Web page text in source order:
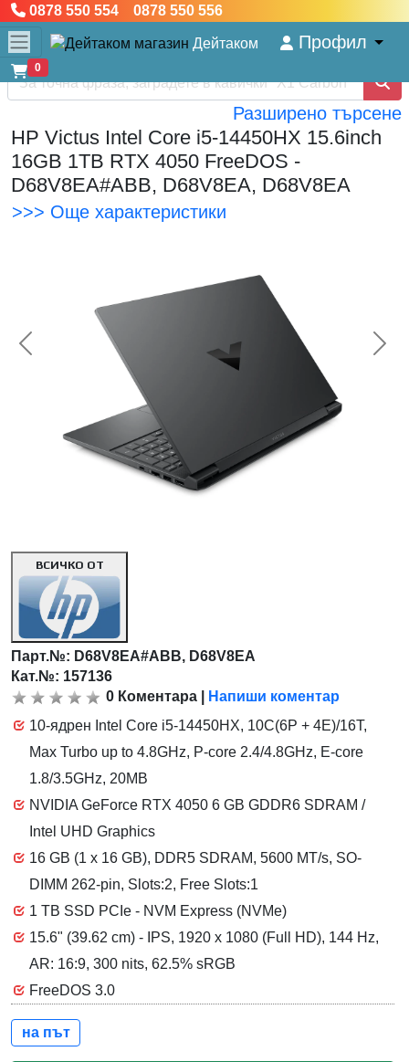
0878 550 554 0878 550 556
Дейтаком Профил
0
Разширено търсене
HP Victus Intel Core i5-14450HX 15.6inch
16GB 1TB RTX 4050 FreeDOS -
D68V8EA#ABB, D68V8EA, D68V8EA
>>> Още характеристики
<< Предишна
ВСИЧКО ОТ
Парт.№: D68V8EA#ABB, D68V8EA
Кат.№: 157136
0 Коментара
Напиши коментар
10-ядрен Intel Core i5-14450HX, 10C(6P + 4E)/16T,
Max Turbo up to 4.8GHz, P-core 2.4/4.8GHz, E-core
1.8/3.5GHz, 20MB
NVIDIA GeForce RTX 4050 6 GB GDDR6 SDRAM /
Intel UHD Graphics
16 GB (1 x 16 GB), DDR5 SDRAM, 5600 MT/s, SO-
DIMM 262-pin, Slots:2, Free Slots:1
1 TB SSD PCIe - NVM Express (NVMe)
15.6" (39.62 cm) - IPS, 1920 x 1080 (Full HD), 144 Hz,
AR: 16:9, 300 nits, 62.5% sRGB
FreeDOS 3.0
на път